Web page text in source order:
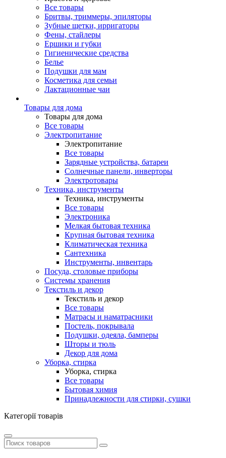
Все товары
Бритвы, триммеры, эпиляторы
Зубные щетки, ирригаторы
Фены, стайлеры
Ершики и губки
Гигиенические средства
Белье
Подушки для мам
Косметика для семьи
Лактационные чаи
Товары для дома
Товары для дома
Все товары
Электропитание
Электропитание
Все товары
Зарядные устройства, батареи
Солнечные панели, инверторы
Электротовары
Техника, инструменты
Техника, инструменты
Все товары
Электроника
Мелкая бытовая техника
Крупная бытовая техника
Климатическая техника
Сантехника
Инструменты, инвентарь
Посуда, столовые приборы
Системы хранения
Текстиль и декор
Текстиль и декор
Все товары
Матрасы и наматрасники
Постель, покрывала
Подушки, одеяла, бамперы
Шторы и тюль
Декор для дома
Уборка, стирка
Уборка, стирка
Все товары
Бытовая химия
Принадлежности для стирки, сушки
Категорії товарів